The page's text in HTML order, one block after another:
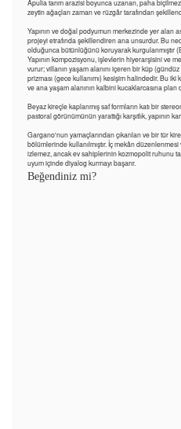
Apulia tarım arazisi boyunca uzanan, paha
zeytin ağaçları zaman ve rüzgâr tarafından
Yapının ve doğal podyumun merkezinde yer alan
projeyi etrafında şekillendiren ana unsurdur. Bu
olduğunca bütünlüğünü koruyarak kurgulanmıştır
Yapının kompozisyonu, işlevlerin hiyerarşisini ve
vurur; villanın yaşam alanını içeren bir küp
prizması (gece kullanımı) kesişim halindedir. Bu iki
ve ana yaşam alanının kalbini kucaklarcasına
Beyaz kireçle kaplanmış saf formların katı bir
pastoral görünümünün yarattığı karşıtlık, yapının
Gargano'nun yamaçlarından çıkarılan ve bir tür
bölümlerinde kullanılmıştır. İç mekân
izlemez, ancak ev sahiplerinin kozmopolit ruhunu
uyum içinde diyalog kurmayı başarır.
Beğendiniz mi?